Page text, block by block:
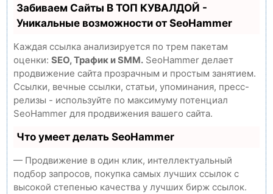
Забиваем Сайты В ТОП КУВАЛДОЙ -
Уникальные возможности от SeoHammer
Каждая ссылка анализируется по трем пакетам
оценки: SEO, Трафик и SMM. SeoHammer делает
продвижение сайта прозрачным и простым занятием.
Ссылки, вечные ссылки, статьи, упоминания, пресс-
релизы - используйте по максимуму потенциал
SeoHammer для продвижения вашего сайта.
Что умеет делать SeoHammer
— Продвижение в один клик, интеллектуальный
подбор запросов, покупка самых лучших ссылок с
высокой степенью качества у лучших бирж ссылок.